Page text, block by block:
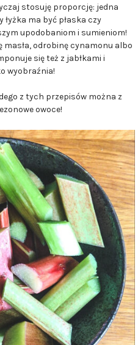
stosuję proporcję: jedna
łyżka ma być płaska czy
upodobaniom i sumieniom!
masła, odrobinę cynamonu albo
się też z jabłkami i
wyobraźnia!
z tych przepisów można z
owoce!